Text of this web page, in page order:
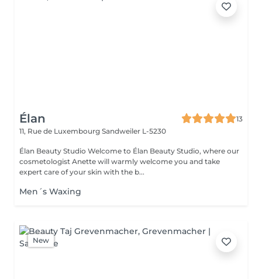
Élan
13
11, Rue de Luxembourg Sandweiler L-5230
Élan Beauty Studio Welcome to Élan Beauty Studio, where our
cosmetologist Anette will warmly welcome you and take
expert care of your skin with the b...
Men´s Waxing
New